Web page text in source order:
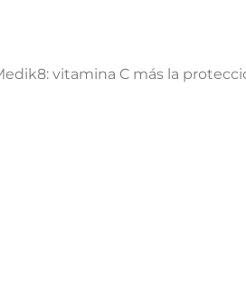
vitamina C más la